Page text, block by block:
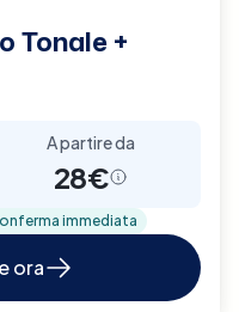
Tonale +
A partire da
28€
immediata
ora